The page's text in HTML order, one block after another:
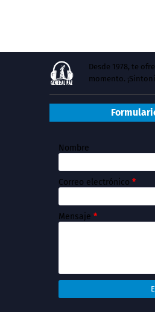
Desde 1978, te
momento.
Nombre
Correo electrónico *
Mensaje *